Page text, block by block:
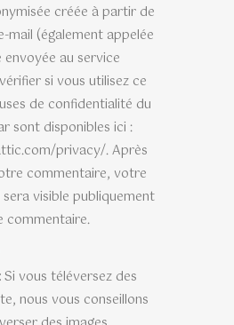
créée à partir de
mail (également appelée
au service
si vous utilisez ce
de confidentialité du
sont disponibles ici :
privacy/. Après
commentaire, votre
visible publiquement
commentaire.
Si vous téléversez des
nous vous conseillons